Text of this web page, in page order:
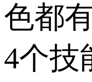
色都
4个技